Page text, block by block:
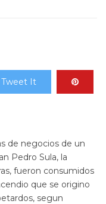
Tweet It
de negocios de un
Pedro Sula, la
fueron consumidos
que se origino
segun